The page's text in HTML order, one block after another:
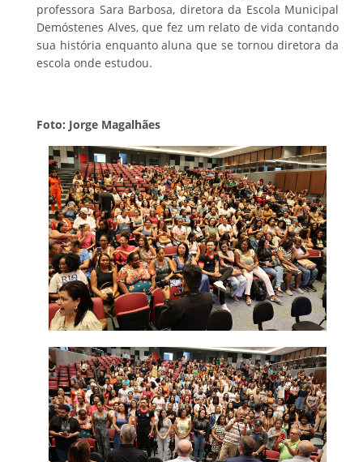
professora Sara Barbosa, diretora da Escola Municipal
Demóstenes Alves, que fez um relato de vida contando
sua história enquanto aluna que se tornou diretora da
escola onde estudou.
Foto: Jorge Magalhães